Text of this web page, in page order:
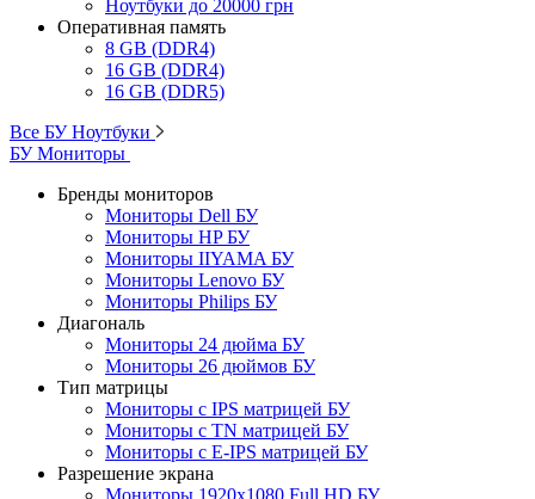
Ноутбуки до 20000 грн
Оперативная память
8 GB (DDR4)
16 GB (DDR4)
16 GB (DDR5)
Все БУ Ноутбуки
БУ Мониторы
Бренды мониторов
Мониторы Dell БУ
Мониторы HP БУ
Мониторы IIYAMA БУ
Мониторы Lenovo БУ
Мониторы Philips БУ
Диагональ
Мониторы 24 дюйма БУ
Мониторы 26 дюймов БУ
Тип матрицы
Мониторы с IPS матрицей БУ
Мониторы с TN матрицей БУ
Мониторы с E-IPS матрицей БУ
Разрешение экрана
Мониторы 1920x1080 Full HD БУ